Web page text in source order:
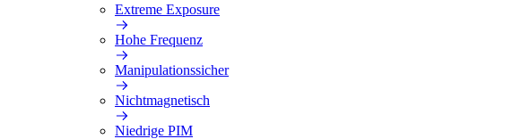
Extreme Exposure
Hohe Frequenz
Manipulationssicher
Nichtmagnetisch
Niedrige PIM